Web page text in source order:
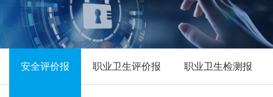
安全评价报 职业卫生评价报 职业卫生检测报